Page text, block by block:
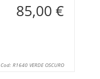
85,00 €
Cod: R1640 VERDE OSCURO